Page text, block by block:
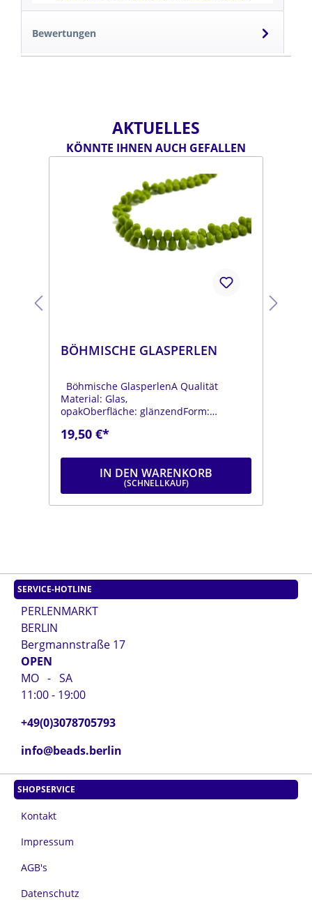
Bewertungen
AKTUELLES
KÖNNTE IHNEN AUCH GEFALLEN
BÖHMISCHE GLASPERLEN
Böhmische GlasperlenA Qualität
Material: Glas,
opakOberfläche: glänzendForm:
moosgrünDurchmesser: ca. 6 mmLänge:
19,50 €*
IN DEN WARENKORB
SERVICE-HOTLINE
PERLENMARKT
BERLIN
Bergmannstraße 17
OPEN
MO - SA
11:00 - 19:00
+49(0)3078705793
info@beads.berlin
SHOPSERVICE
Kontakt
Impressum
AGB's
Datenschutz